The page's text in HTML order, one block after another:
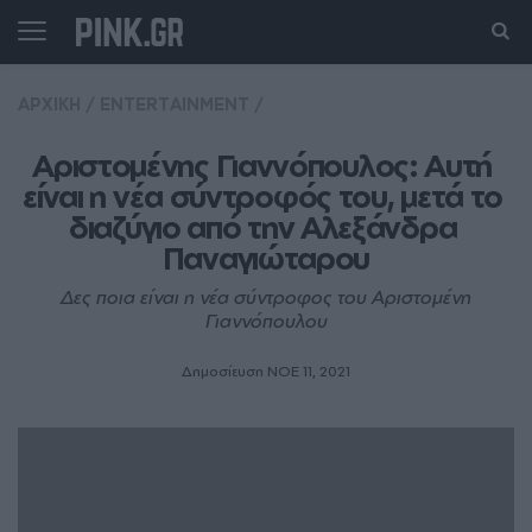
Αριστομένης Γιαννόπουλος: Αυτή
είναι η νέα σύντροφός του, μετά το
διαζύγιο από την Αλεξάνδρα
Παναγιώταρου
Δες ποια είναι η νέα σύντροφος του Αριστομένη
Γιαννόπουλου
Δημοσίευση ΝΟE 11, 2021